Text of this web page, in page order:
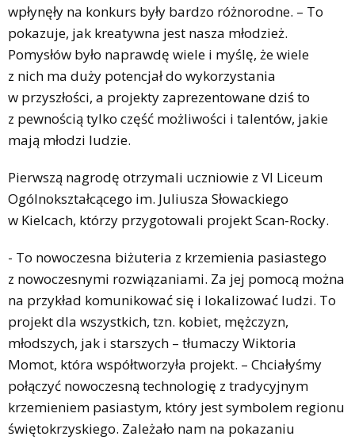
wpłynęły na konkurs były bardzo różnorodne. – To
pokazuje, jak kreatywna jest nasza młodzież.
Pomysłów było naprawdę wiele i myślę, że wiele
z nich ma duży potencjał do wykorzystania
w przyszłości, a projekty zaprezentowane dziś to
z pewnością tylko część możliwości i talentów, jakie
mają młodzi ludzie.
Pierwszą nagrodę otrzymali uczniowie z VI Liceum
Ogólnokształcącego im. Juliusza Słowackiego
w Kielcach, którzy przygotowali projekt Scan-Rocky.
- To nowoczesna biżuteria z krzemienia pasiastego
z nowoczesnymi rozwiązaniami. Za jej pomocą można
na przykład komunikować się i lokalizować ludzi. To
projekt dla wszystkich, tzn. kobiet, mężczyzn,
młodszych, jak i starszych – tłumaczy Wiktoria
Momot, która współtworzyła projekt. – Chciałyśmy
połączyć nowoczesną technologię z tradycyjnym
krzemieniem pasiastym, który jest symbolem regionu
świętokrzyskiego. Zależało nam na pokazaniu